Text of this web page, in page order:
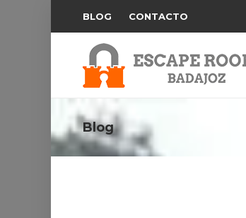
BLOG CONTACTO
Blog